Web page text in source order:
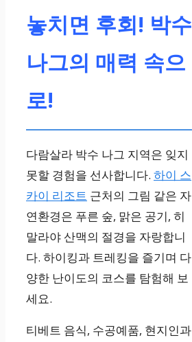
놓치면 후회! 박수
나그의 매력 속으
로!
다람살라 박수 나그 지역은 잊지
못할 경험을 선사합니다. 하이 스
카이 리조트 근처의 그림 같은 자
연환경은 푸른 숲, 맑은 공기, 히
말라야 산맥의 절경을 자랑합니
다. 하이킹과 트레킹을 즐기며 다
양한 난이도의 코스를 탐험해 보
세요.
티베트 음식, 수공예품, 현지인과